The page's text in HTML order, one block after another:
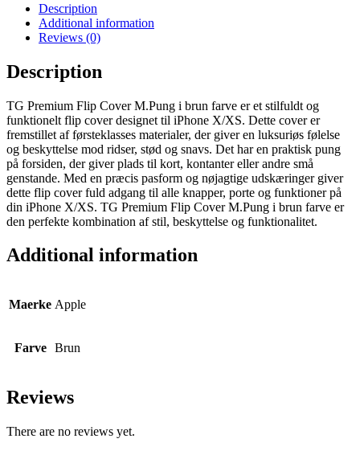
Premium
Cover
M.Pung
quantity
Description
Additional information
Reviews (0)
Description
TG Premium Flip Cover M.Pung i brun farve er et stilfuldt og
funktionelt flip cover designet til iPhone X/XS. Dette cover er
fremstillet af førsteklasses materialer, der giver en luksuriøs følelse
og beskyttelse mod ridser, stød og snavs. Det har en praktisk pung
på forsiden, der giver plads til kort, kontanter eller andre små
genstande. Med en præcis pasform og nøjagtige udskæringer giver
dette flip cover fuld adgang til alle knapper, porte og funktioner på
din iPhone X/XS. TG Premium Flip Cover M.Pung i brun farve er
den perfekte kombination af stil, beskyttelse og funktionalitet.
Additional information
Maerke Apple
Farve Brun
Reviews
There are no reviews yet.